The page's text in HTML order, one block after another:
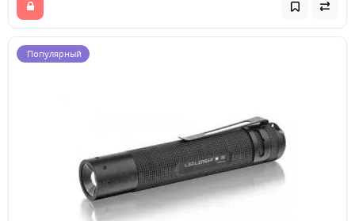
Популярный